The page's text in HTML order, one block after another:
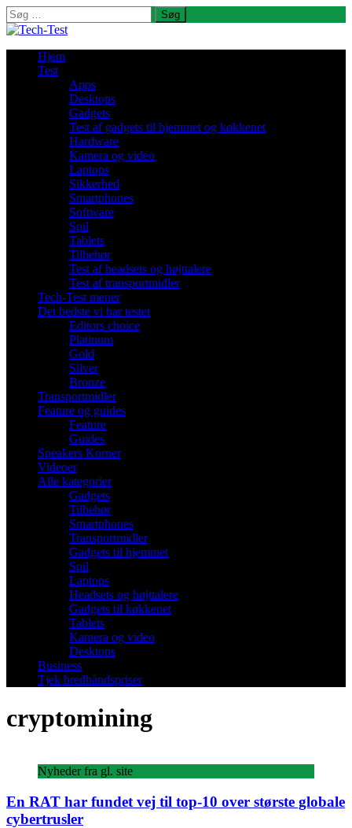
Søg
efter:
Hjem
Test
Apps
Desktops
Gadgets
Test af gadgets til hjemmet og køkkenet
Hardware
Kamera og video
Laptops
Sikkerhed
Smartphones
Software
Spil
Tablets
Tilbehør
Test af headsets og højttalere
Test af transportmidler
Tech-Test mener
Det bedste vi har testet
Editors choice
Platinum
Gold
Silver
Bronze
Transportmidler
Feature og guides
Feature
Guides
Speakers Korner
Videoer
Alle kategorier
Gadgets
Tilbehør
Smartphones
Transportmidler
Gadgets til hjemmet
Spil
Laptops
Headsets og højttalere
Gadgets til køkkenet
Tablets
Kamera og video
Desktops
Business
Tjek bredbåndspriser
cryptomining
Nyheder fra gl. site
En RAT har fundet vej til top-10 over største globale
cybertrusler